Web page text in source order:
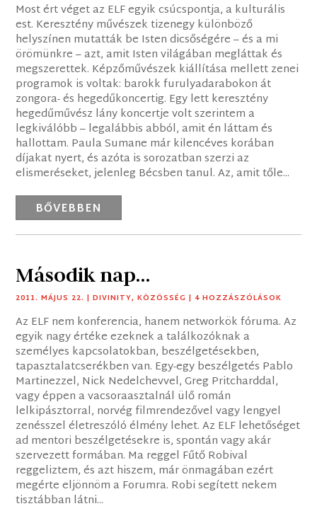
Most ért véget az ELF egyik csúcspontja, a kulturális
est. Keresztény művészek tizenegy különböző
helyszínen mutatták be Isten dicsőségére – és a mi
örömünkre – azt, amit Isten világában megláttak és
megszerettek. Képzőművészek kiállítása mellett zenei
programok is voltak: barokk furulyadarabokon át
zongora- és hegedűkoncertig. Egy lett keresztény
hegedűművész lány koncertje volt szerintem a
legkiválóbb – legalábbis abból, amit én láttam és
hallottam. Paula Sumane már kilencéves korában
díjakat nyert, és azóta is sorozatban szerzi az
elismeréseket, jelenleg Bécsben tanul. Az, amit tőle...
BŐVEBBEN
Második nap…
2011. MÁJUS 22. |DIVINITY,KÖZÖSSÉG | 4 HOZZÁSZÓLÁSOK
Az ELF nem konferencia, hanem networkök fóruma. Az
egyik nagy értéke ezeknek a találkozóknak a
személyes kapcsolatokban, beszélgetésekben,
tapasztalatcserékben van. Egy-egy beszélgetés Pablo
Martinezzel, Nick Nedelchevvel, Greg Pritcharddal,
vagy éppen a vacsoraasztalnál ülő román
lelkipásztorral, norvég filmrendezővel vagy lengyel
zenésszel életreszóló élmény lehet. Az ELF lehetőséget
ad mentori beszélgetésekre is, spontán vagy akár
szervezett formában. Ma reggel Fűtő Robival
reggeliztem, és azt hiszem, már önmagában ezért
megérte eljönnöm a Forumra. Robi segített nekem
tisztábban látni...